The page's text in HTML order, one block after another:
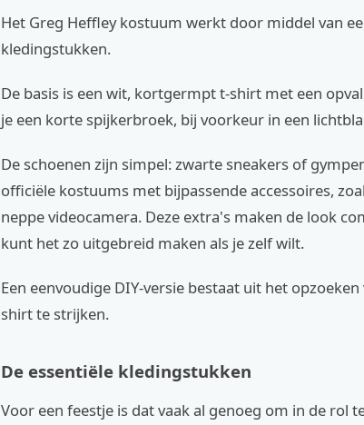
Het Greg Heffley kostuum werkt door middel van
kledingstukken.
De basis is een wit, kortgermpt t-shirt met een
je een korte spijkerbroek, bij voorkeur in een
De schoenen zijn simpel: zwarte sneakers of
officiële kostuums met bijpassende accessoires,
neppe videocamera. Deze extra's maken de look
kunt het zo uitgebreid maken als je zelf wilt.
Een eenvoudige DIY-versie bestaat uit het
shirt te strijken.
De essentiële kledingstukken
Voor een feestje is dat vaak al genoeg om in de rol